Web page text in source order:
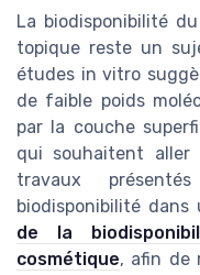
La biodisponibilité
topique reste un
études in vitro
de faible poids
par la couche
qui souhaitent aller
travaux
biodisponibilité
de la
cosmétique, afin de